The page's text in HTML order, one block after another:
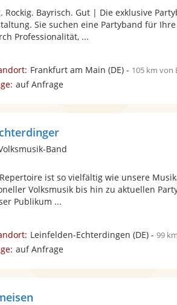
Rockig. Bayrisch. Gut | Die exklusive
Sie suchen eine Partyband für
Professionalität, ...
Frankfurt am Main (DE)- 105 km von
auf Anfrage
Band
ist so vielfältig wie unsere
Volksmusik bis hin zu aktuellen
Publikum ...
Leinfelden-Echterdingen (DE)- 99 km
auf Anfrage